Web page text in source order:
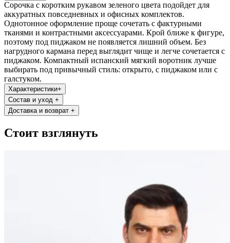
Сорочка с коротким рукавом зеленого цвета подойдет для
аккуратных повседневных и офисных комплектов.
Однотонное оформление проще сочетать с фактурными
тканями и контрастными аксессуарами. Крой ближе к фигуре,
поэтому под пиджаком не появляется лишний объем. Без
нагрудного кармана перед выглядит чище и легче сочетается с
пиджаком. Компактный испанский мягкий воротник лучше
выбирать под привычный стиль: открыто, с пиджаком или с
галстуком.
Характеристики+
Состав и уход +
Доставка и возврат +
Стоит взглянуть